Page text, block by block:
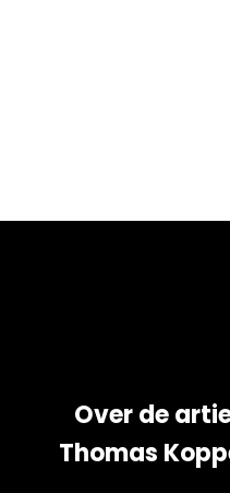
Over de
Thomas